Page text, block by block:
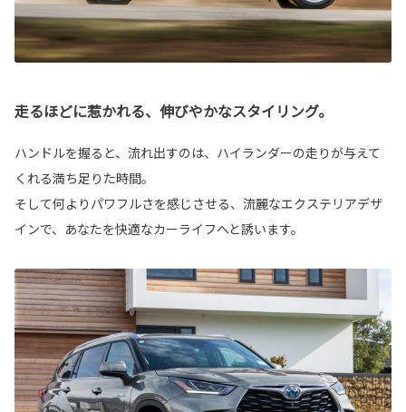
走るほどに惹かれる、伸びやかなスタイリング。
ハンドルを握ると、流れ出すのは、ハイランダーの走りが与えて
くれる満ち足りた時間。
そして何よりパワフルさを感じさせる、流麗なエクステリアデザ
インで、あなたを快適なカーライフへと誘います。